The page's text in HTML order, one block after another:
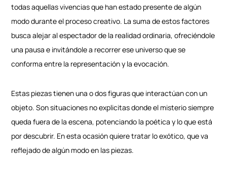
todas aquellas vivencias que han estado presente de algún
modo durante el proceso creativo. La suma de estos factores
busca alejar al espectador de la realidad ordinaria, ofreciéndole
una pausa e invitándole a recorrer ese universo que se
conforma entre la representación y la evocación.
Estas piezas tienen una o dos figuras que interactúan con un
objeto. Son situaciones no explicitas donde el misterio siempre
queda fuera de la escena, potenciando la poética y lo que está
por descubrir. En esta ocasión quiere tratar lo exótico, que va
reflejado de algún modo en las piezas.